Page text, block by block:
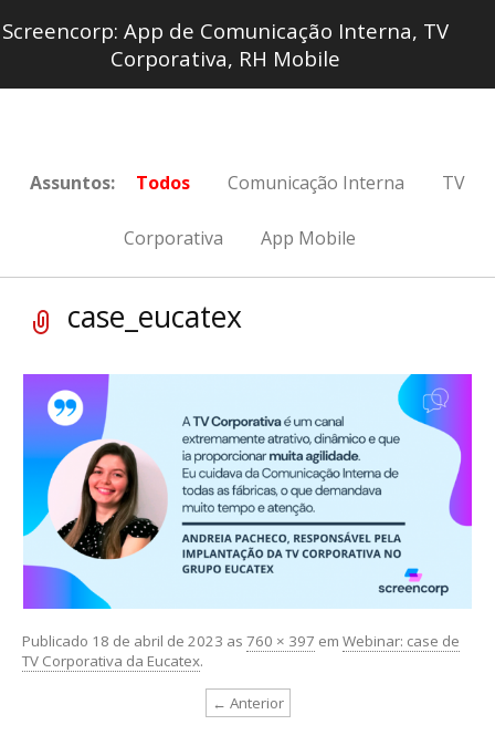
Screencorp: App de Comunicação Interna, TV
Corporativa, RH Mobile
Assuntos: Todos Comunicação Interna TV
Corporativa App Mobile
case_eucatex
Publicado 18 de abril de 2023 as 760 × 397 em Webinar: case de
TV Corporativa da Eucatex.
← Anterior